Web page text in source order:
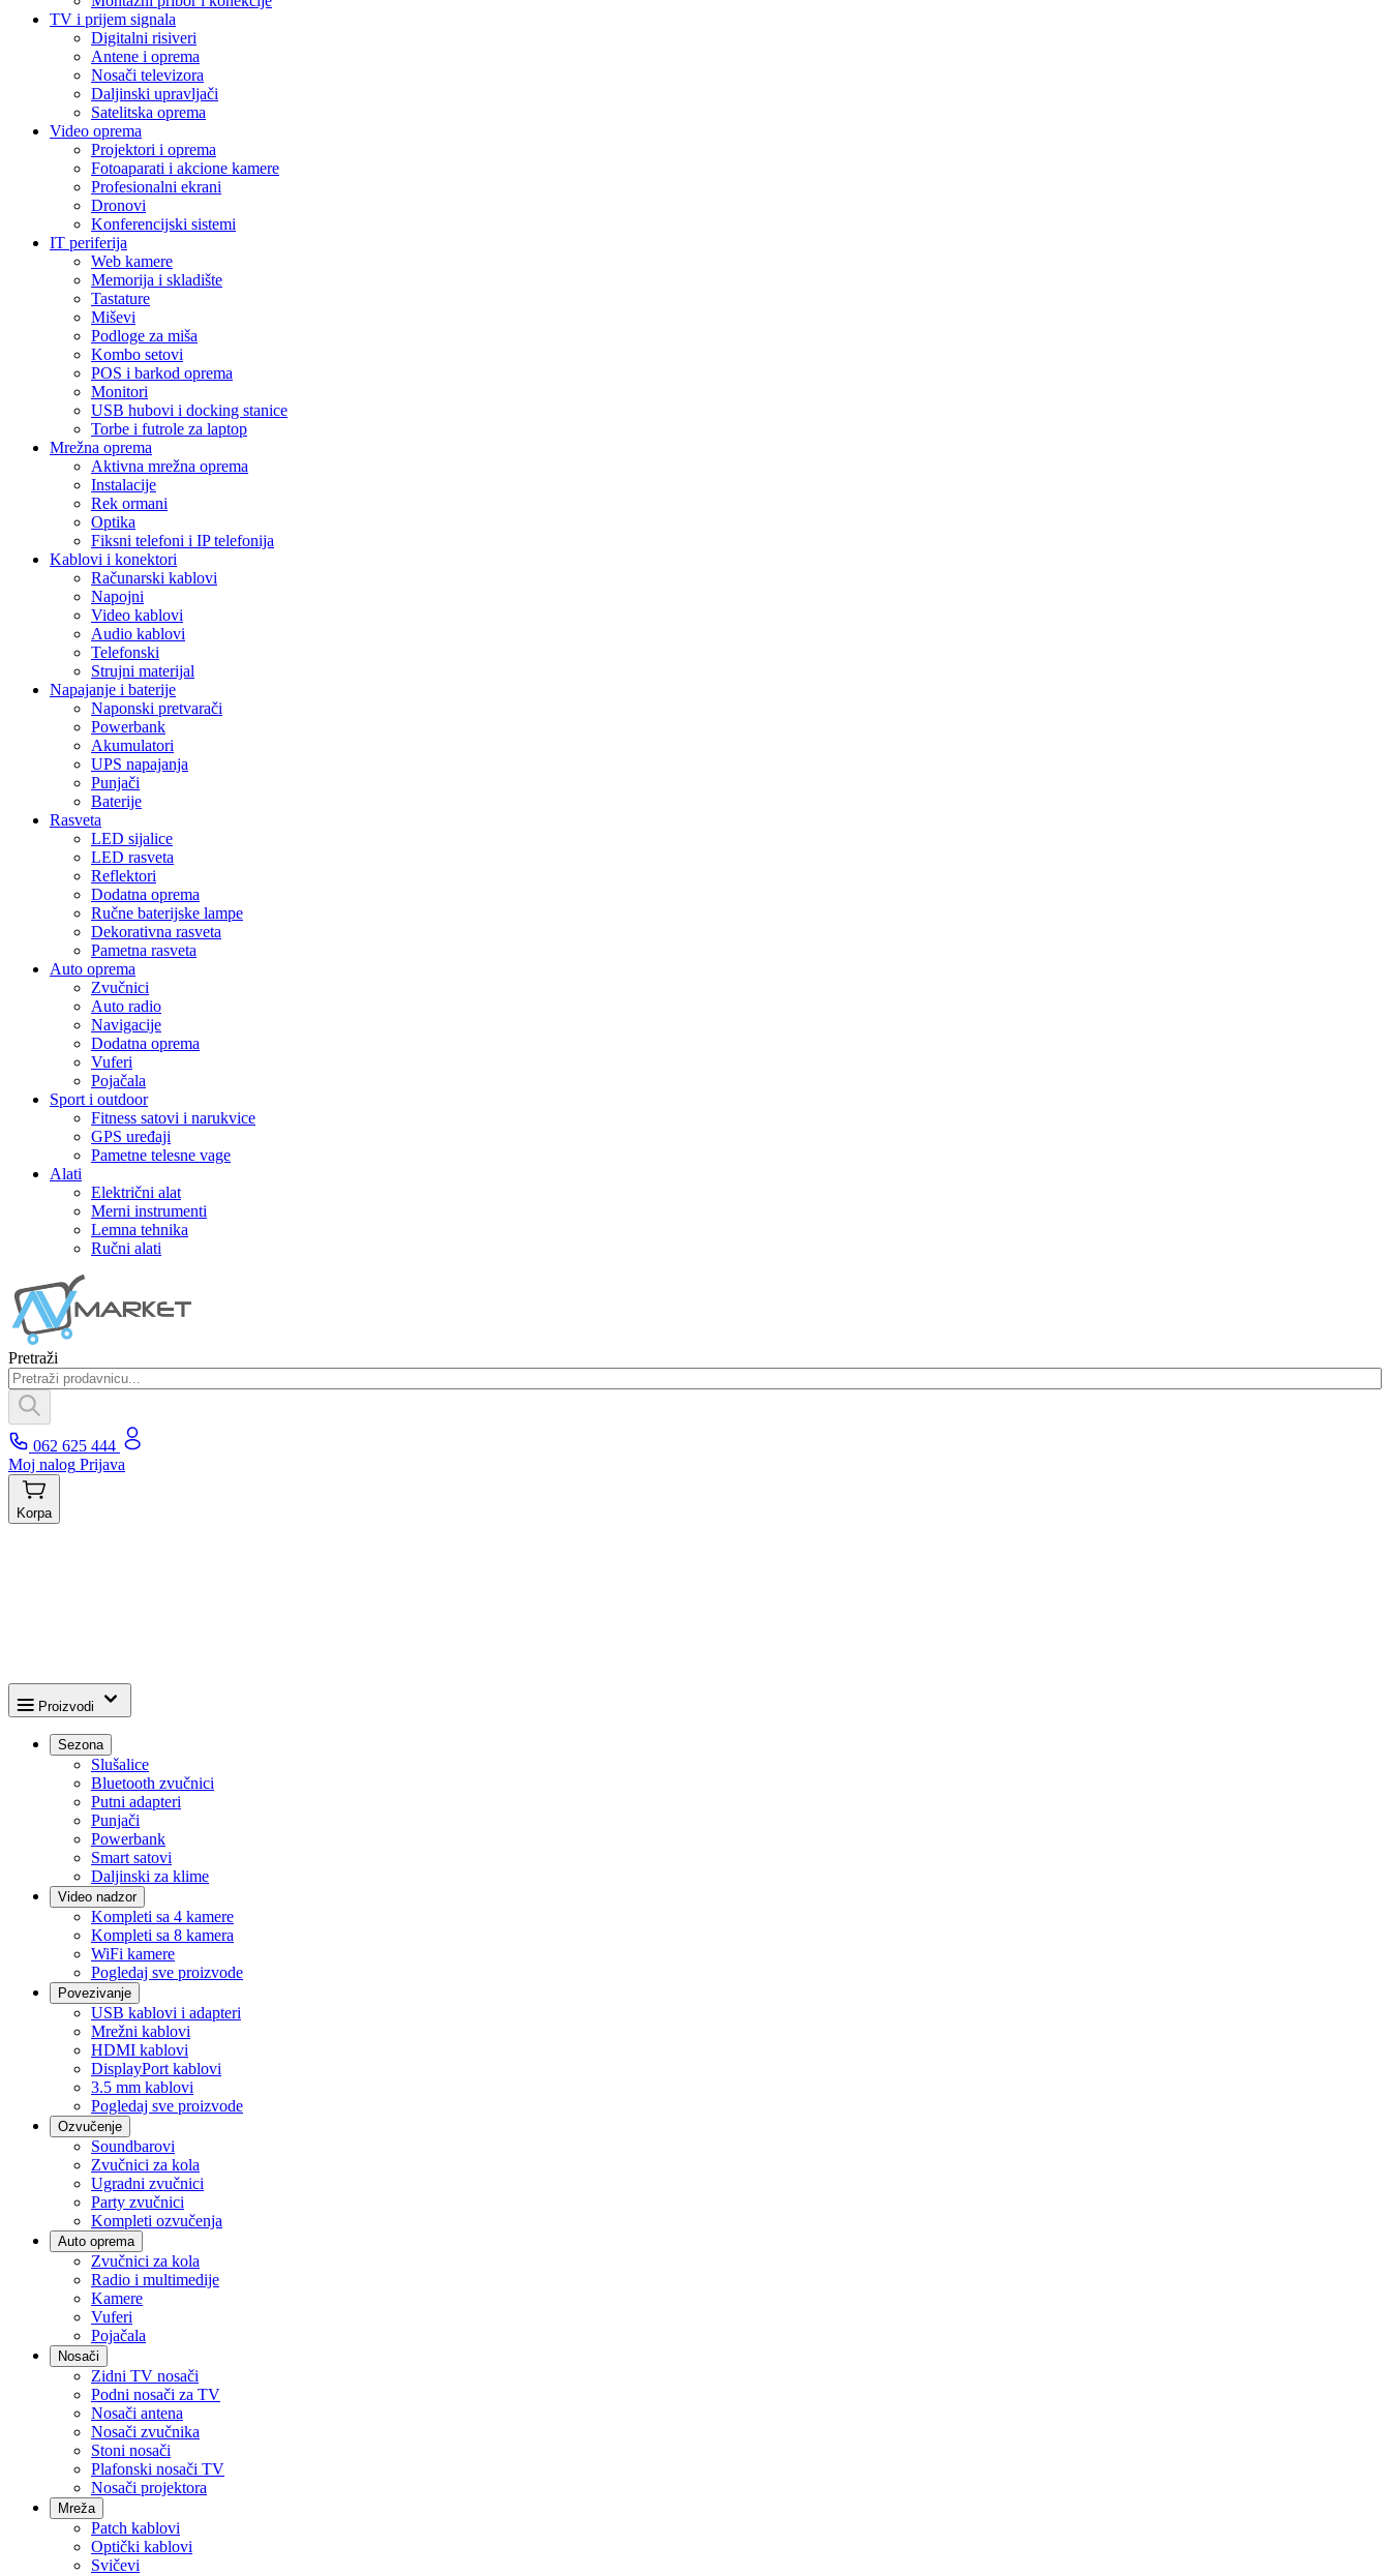
TV i prijem signala
Digitalni risiveri
Antene i oprema
Nosači televizora
Daljinski upravljači
Satelitska oprema
Video oprema
Projektori i oprema
Fotoaparati i akcione kamere
Profesionalni ekrani
Dronovi
Konferencijski sistemi
IT periferija
Web kamere
Memorija i skladište
Tastature
Miševi
Podloge za miša
Kombo setovi
POS i barkod oprema
Monitori
USB hubovi i docking stanice
Torbe i futrole za laptop
Mrežna oprema
Aktivna mrežna oprema
Instalacije
Rek ormani
Optika
Fiksni telefoni i IP telefonija
Kablovi i konektori
Računarski kablovi
Napojni
Video kablovi
Audio kablovi
Telefonski
Strujni materijal
Napajanje i baterije
Naponski pretvarači
Powerbank
Akumulatori
UPS napajanja
Punjači
Baterije
Rasveta
LED sijalice
LED rasveta
Reflektori
Dodatna oprema
Ručne baterijske lampe
Dekorativna rasveta
Pametna rasveta
Auto oprema
Zvučnici
Auto radio
Navigacije
Dodatna oprema
Vuferi
Pojačala
Sport i outdoor
Fitness satovi i narukvice
GPS uređaji
Pametne telesne vage
Alati
Električni alat
Merni instrumenti
Lemna tehnika
Ručni alati
Pretraži
062 625 444
Moj nalog Prijava
Korpa
Proizvodi
Sezona
Slušalice
Bluetooth zvučnici
Putni adapteri
Punjači
Powerbank
Smart satovi
Daljinski za klime
Video nadzor
Kompleti sa 4 kamere
Kompleti sa 8 kamera
WiFi kamere
Pogledaj sve proizvode
Povezivanje
USB kablovi i adapteri
Mrežni kablovi
HDMI kablovi
DisplayPort kablovi
3.5 mm kablovi
Pogledaj sve proizvode
Ozvučenje
Soundbarovi
Zvučnici za kola
Ugradni zvučnici
Party zvučnici
Kompleti ozvučenja
Auto oprema
Zvučnici za kola
Radio i multimedije
Kamere
Vuferi
Pojačala
Nosači
Zidni TV nosači
Podni nosači za TV
Nosači antena
Nosači zvučnika
Stoni nosači
Plafonski nosači TV
Nosači projektora
Mreža
Patch kablovi
Optički kablovi
Svičevi